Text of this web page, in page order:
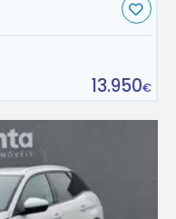
13.950€